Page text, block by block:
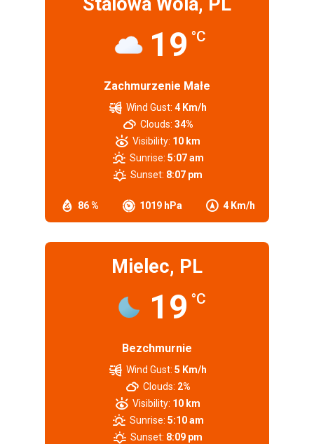
19 °C
Zachmurzenie Małe
86 % 1019 hPa 4 Km/h
Wind Gust: 4 Km/h
Clouds: 34%
Visibility: 10 km
Sunrise: 5:07 am
Sunset: 8:07 pm
Mielec, PL
19 °C
Bezchmurnie
Wind Gust: 5 Km/h
Clouds: 2%
Visibility: 10 km
Sunrise: 5:10 am
Sunset: 8:09 pm